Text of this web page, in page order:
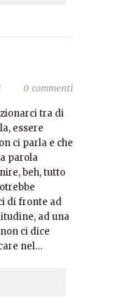
0 commenti
tra di
essere
ci parla e che
parola
beh, tutto
di fronte ad
ad una
ci dice
nel…